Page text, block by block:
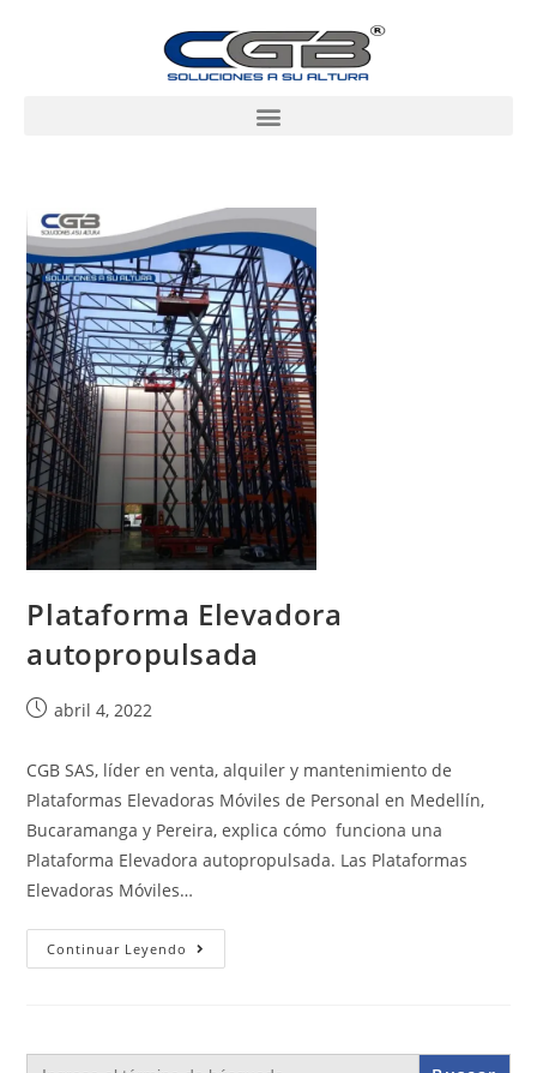
Plataforma Elevadora
autopropulsada
abril 4, 2022
CGB SAS, líder en venta, alquiler y mantenimiento de
Plataformas Elevadoras Móviles de Personal en Medellín,
Bucaramanga y Pereira, explica cómo funciona una
Plataforma Elevadora autopropulsada. Las Plataformas
Elevadoras Móviles…
Continuar Leyendo
Buscar: